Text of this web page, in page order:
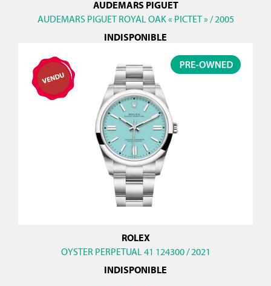
AUDEMARS PIGUET
AUDEMARS PIGUET ROYAL OAK « PICTET » / 2005
INDISPONIBLE
ROLEX
OYSTER PERPETUAL 41 124300 / 2021
INDISPONIBLE